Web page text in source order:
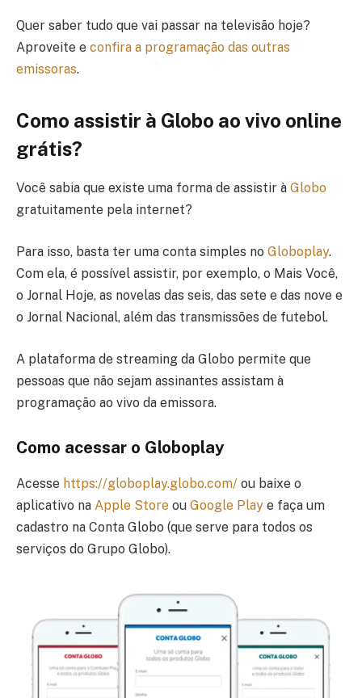
Quer saber tudo que vai passar na televisão hoje?
Aproveite e confira a programação das outras
emissoras.
Como assistir à Globo ao vivo online
grátis?
Você sabia que existe uma forma de assistir à Globo
gratuitamente pela internet?
Para isso, basta ter uma conta simples no Globoplay.
Com ela, é possível assistir, por exemplo, o Mais Você,
o Jornal Hoje, as novelas das seis, das sete e das nove e
o Jornal Nacional, além das transmissões de futebol.
A plataforma de streaming da Globo permite que
pessoas que não sejam assinantes assistam à
programação ao vivo da emissora.
Como acessar o Globoplay
Acesse https://globoplay.globo.com/ ou baixe o
aplicativo na Apple Store ou Google Play e faça um
cadastro na Conta Globo (que serve para todos os
serviços do Grupo Globo).